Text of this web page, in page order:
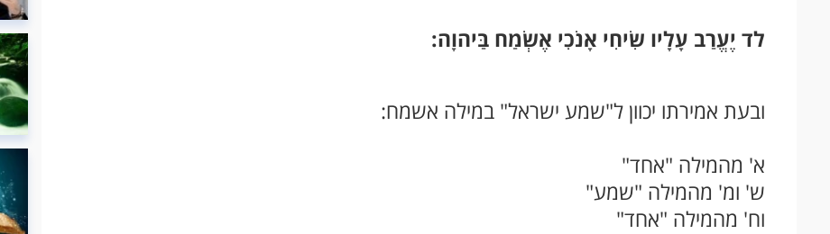
לד יֶעֱרַב עָלָיו שִׂיחִי אָנֹכִי אֶשְׂמַח בַּיהוָה:
ובעת אמירתו יכוון ל"שמע ישראל" במילה אשמח:
א' מהמילה "אחד"
ש' ומ' מהמילה "שמע"
וח' מהמילה "אחד"